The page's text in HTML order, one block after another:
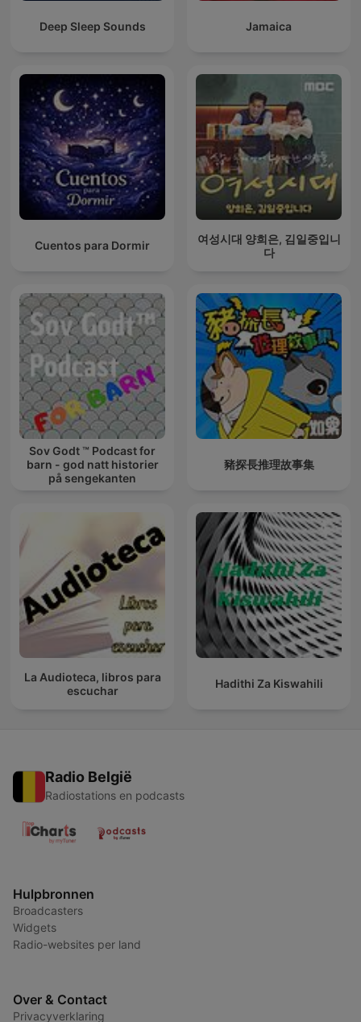
Deep Sleep Sounds Jamaica
Cuentos para Dormir
여성시대 양희은, 김일중입니
다
Sov Godt ™ Podcast for
barn - god natt historier
på sengekanten
豬探長推理故事集
La Audioteca, libros para
escuchar
Hadithi Za Kiswahili
Radio België
Radiostations en podcasts
Hulpbronnen
Broadcasters
Widgets
Radio-websites per land
Over & Contact
Privacyverklaring